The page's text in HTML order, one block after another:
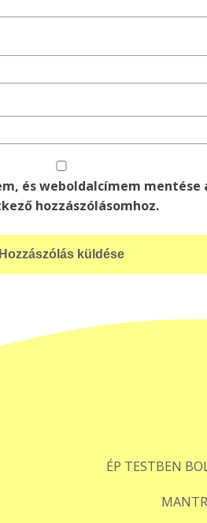
és weboldalcímem mentése
hozzászólásomhoz.
ÉP TESTBEN